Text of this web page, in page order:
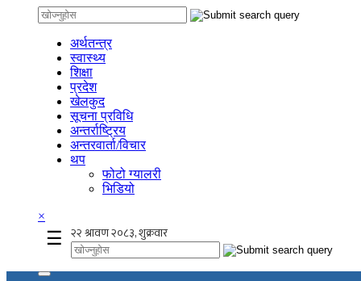
अर्थतन्त्र
स्वास्थ्य
शिक्षा
प्रदेश
खेलकुद
सूचना प्रविधि
अन्तर्राष्ट्रिय
अन्तरवार्ता/विचार
थप
फोटो ग्यालरी
भिडियो
×
☰